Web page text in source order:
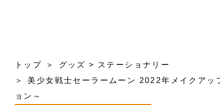
トップ グッズ >
ステーショナリー
美少女戦士セーラームーン 2022年メイクアッ
ョン～